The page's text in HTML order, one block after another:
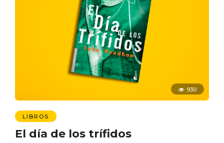
930
LIBROS
El día de los trífidos